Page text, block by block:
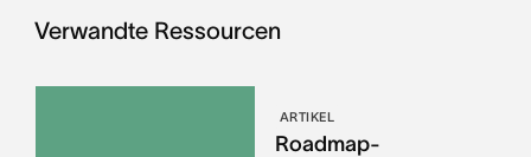
Verwandte Ressourcen
ARTIKEL
Roadmap-